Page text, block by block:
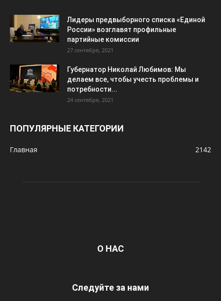
Лидеры предвыборного списка «Единой
России» возглавят профильные
партийные комиссии
27 сентября, 2021
Губернатор Николай Любимов: Мы
делаем все, чтобы учесть проблемы и
потребности...
24 сентября, 2021
ПОПУЛЯРНЫЕ КАТЕГОРИИ
Главная 2142
О НАС
Следуйте за нами